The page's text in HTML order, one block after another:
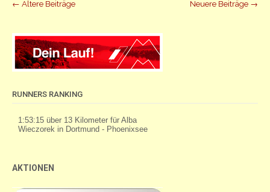
Beiträge
← Ältere Beiträge Neuere Beiträge →
RUNNERS RANKING
AKTIONEN